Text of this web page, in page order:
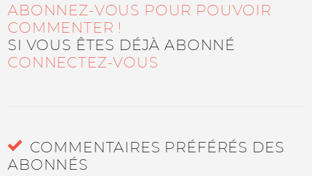
ABONNEZ-VOUS POUR POUVOIR
COMMENTER !
SI VOUS ÊTES DÉJÀ ABONNÉ
CONNECTEZ-VOUS
COMMENTAIRES PRÉFÉRÉS DES
ABONNÉS